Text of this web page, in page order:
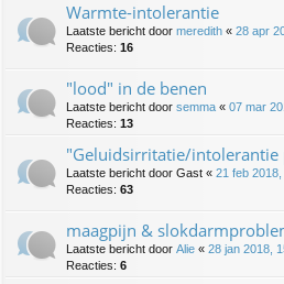
Warmte-intolerantie
Laatste bericht door meredith « 28 apr
Reacties: 16
"lood" in de benen
Laatste bericht door semma « 07 mar
Reacties: 13
"Geluidsirritatie/intolerantie
Laatste bericht door Gast « 21 feb
Reacties: 63
maagpijn &
Laatste bericht door Alie « 28 jan 2018,
Reacties: 6